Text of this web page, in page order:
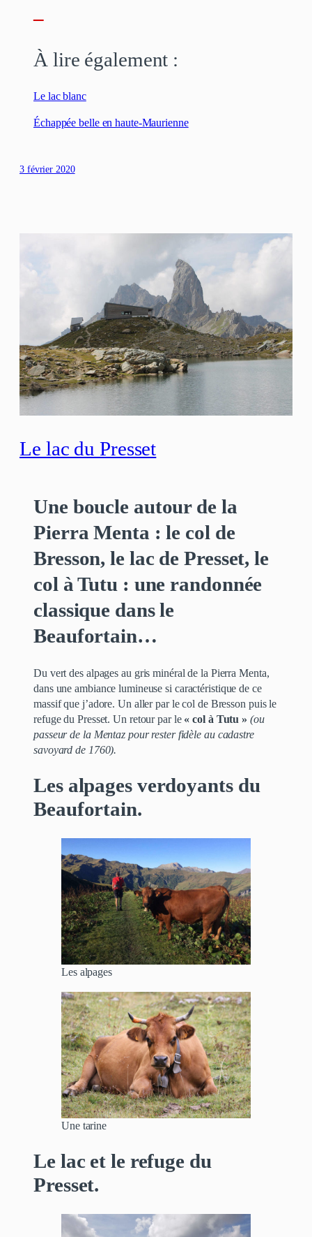
–
À lire également :
Le lac blanc
Échappée belle en haute-Maurienne
3 février 2020
Le lac du Presset
Une boucle autour de la
Pierra Menta : le col de
Bresson, le lac de Presset, le
col à Tutu : une randonnée
classique dans le
Beaufortain…
Du vert des alpages au gris minéral de la Pierra Menta,
dans une ambiance lumineuse si caractéristique de ce
massif que j’adore. Un aller par le col de Bresson puis le
refuge du Presset. Un retour par le « col à Tutu » (ou
passeur de la Mentaz pour rester fidèle au cadastre
savoyard de 1760).
Les alpages verdoyants du
Beaufortain.
Les alpages
Une tarine
Le lac et le refuge du
Presset.